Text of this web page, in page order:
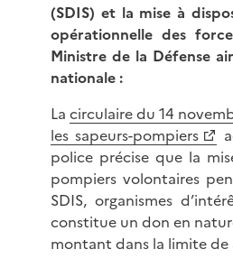
(SDIS) et la mise à
opérationnelle des
Ministre de la Défense
nationale :
La circulaire du 14
les sapeurs-pompiers
police précise que la
pompiers volontaires
SDIS, organismes
constitue un don en
montant dans la limite